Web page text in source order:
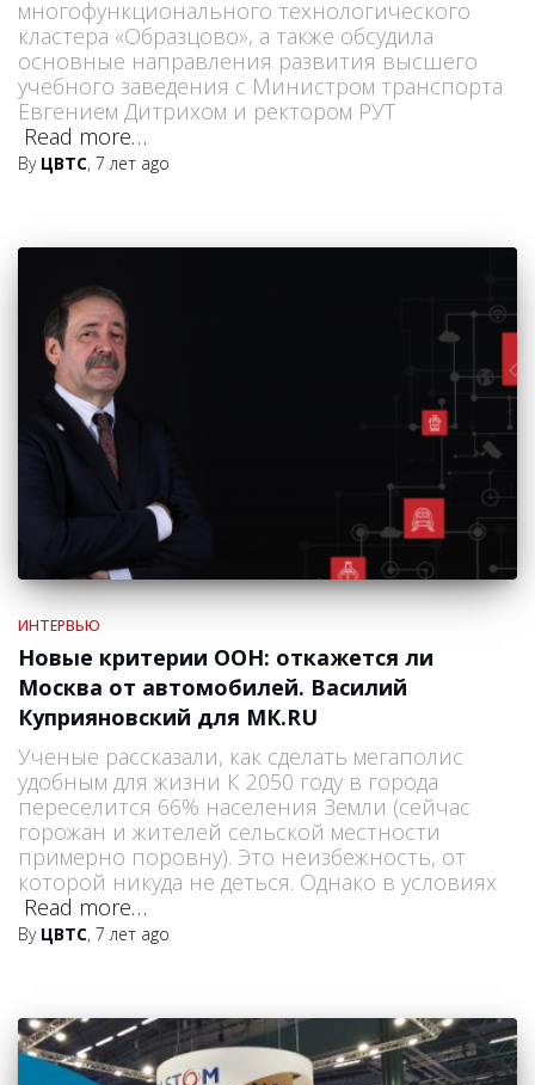
многофункционального технологического
кластера «Образцово», а также обсудила
основные направления развития высшего
учебного заведения с Министром транспорта
Евгением Дитрихом и ректором РУТ
Read more…
By ЦВТС, 7 лет ago
ИНТЕРВЬЮ
Новые критерии ООН: откажется ли
Москва от автомобилей. Василий
Куприяновский для МК.RU
Ученые рассказали, как сделать мегаполис
удобным для жизни К 2050 году в города
переселится 66% населения Земли (сейчас
горожан и жителей сельской местности
примерно поровну). Это неизбежность, от
которой никуда не деться. Однако в условиях
Read more…
By ЦВТС, 7 лет ago